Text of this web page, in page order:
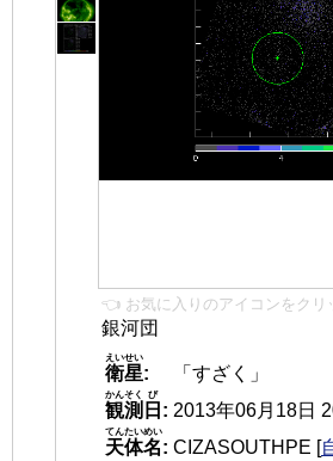
👈 お気に入りのアイコンをクリ
銀河団
衛星
えいせい
:
「すざく」
観測
かんそく
日
び
: 2013年06月18日
天体名
てんたいめい
: CIZASOUTHPE [